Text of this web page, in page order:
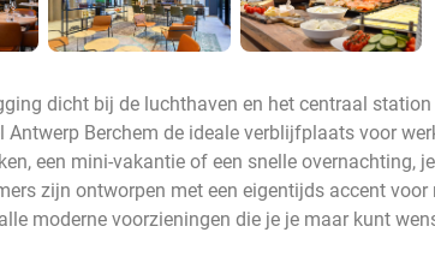
dicht bij de luchthaven en het centraal
Antwerp Berchem de ideale verblijfplaats voor
een mini-vakantie of een snelle overnachting,
zijn ontworpen met een eigentijds accent voor
moderne voorzieningen die je je maar kunt